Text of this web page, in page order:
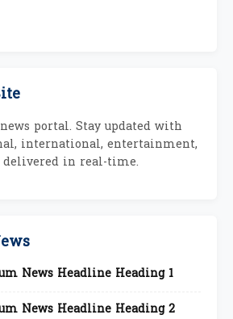
portal. Stay updated with
international, entertainment,
delivered in real-time.
News Headline Heading 1
News Headline Heading 2